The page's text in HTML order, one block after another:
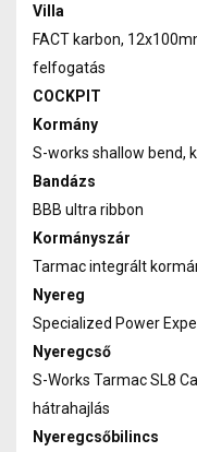
Villa
FACT karbon,
felfogatás
COCKPIT
Kormány
S-works shallow bend,
Bandázs
BBB ultra ribbon
Kormányszár
Tarmac integrált
Nyereg
Specialized Power
Nyeregcső
S-Works Tarmac SL8
hátrahajlás
Nyeregcsőbilincs